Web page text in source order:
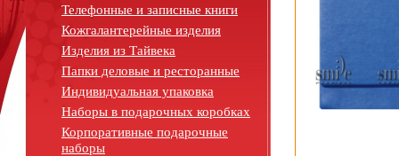
Телефонные и записные книги
Кожгалантерейные изделия
Изделия из Тайвека
Папки деловые и ресторанные
Индивидуальная упаковка
Наборы в подарочных коробках
Корпоративные подарочные
наборы